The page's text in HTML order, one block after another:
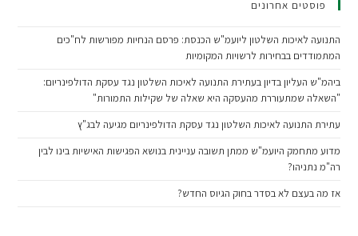
פוסטים אחרונים
התנועה לאיכות השלטון ליועמ"ש הכנסת: פרסם הנחיות מפורשות לח"כים
המתמודדים בבחירות לרשויות המקומיות
ביהמ"ש העליון בדיון בעתירת התנועה לאיכות השלטון נגד עסקת הדולפינריום:
"השאלה שמתעוררת מהעסקה היא שאלה של שקילות התמורות"
עתירת התנועה לאיכות השלטון נגד עסקת הדולפינריום מגיעה לבג"ץ
מדוע מתחמק היועמ"ש ממתן תשובה עניינית בנושא הפגישות האישיות בינו לבין
רה"מ נתניהו?
אז מה בעצם לא בסדר בחוק הגיוס החדש?